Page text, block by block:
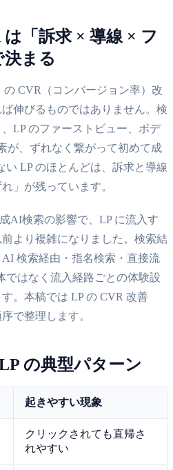
「訴求 × 導線 × フ
決まる
CVR（コンバージョン率）改
伸びるものではありません。検
LP のファーストビュー、ボデ
が、ずれなく繋がって初めて成
い LP のほとんどは、訴求と導線
」が残っています。
AI検索の影響で、LP に流入す
より複雑になりました。検索結
検索経由・指名検索・直接流
ではなく流入経路ごとの体験設
。本稿では LP の CVR 改善
で整理します。
の典型パターン
起きやすい現象
クリックされても直帰さ
れやすい